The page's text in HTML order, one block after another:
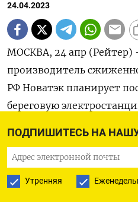
ПОДПИШИТЕСЬ НА
Утренняя
24.04.2023
МОСКВА, 24 апр
производитель
РФ Новатэк планирует
береговую
электроснабжения
следует из материалов
реестре
общественных